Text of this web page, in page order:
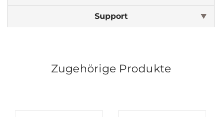
Support
Zugehörige Produkte